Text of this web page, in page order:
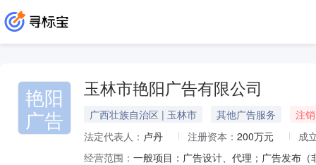
艳阳
广告
玉林市艳阳广告有限公司
广西壮族自治区 | 玉林市 其他广告服务
注销
法定代表人： 卢丹 注册资本： 200万元
成
经营范围：